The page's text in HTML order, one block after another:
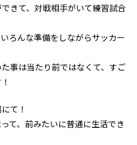
きて、対戦相手がいて練習試合
ろんな準備をしながらサッカー
事は当たり前ではなくて、すご
て！
て、前みたいに普通に生活でき